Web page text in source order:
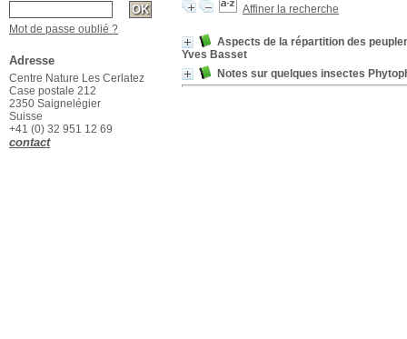
Affiner la recherche
Aspects de la répartition des
Yves Basset
Notes sur quelques insectes
Mot de passe oublié ?
Adresse
Centre Nature Les Cerlatez
Case postale 212
2350 Saignelégier
Suisse
+41 (0) 32 951 12 69
contact